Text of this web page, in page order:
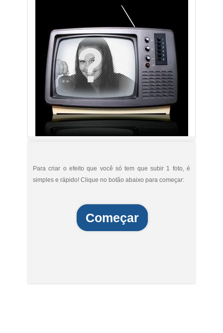
Para criar o efeito que você só tem que subir 1 foto, é
simples e rápido! Clique no botão abaixo para começar:
Começar